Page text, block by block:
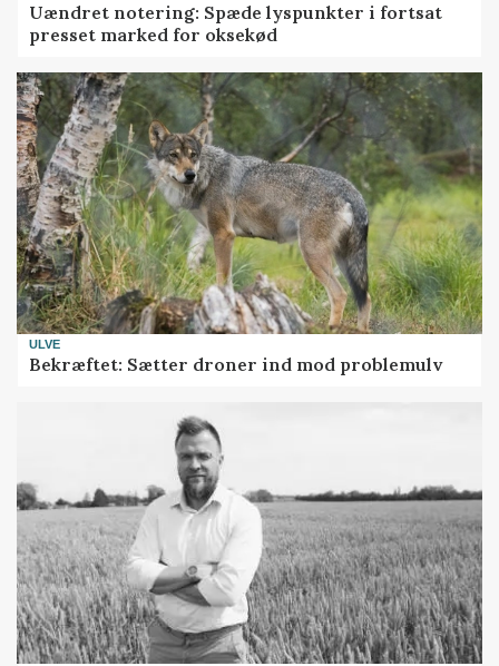
Uændret notering: Spæde lyspunkter i fortsat
presset marked for oksekød
ULVE
Bekræftet: Sætter droner ind mod problemulv